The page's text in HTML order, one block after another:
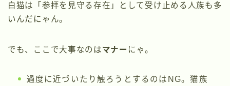
白猫は「参拝を見守る存在」として受け止める人族も多
いんだにゃん。
でも、ここで大事なのはマナー にゃ。
過度に近づいたり触ろうとするのはNG。猫族